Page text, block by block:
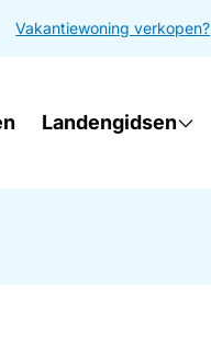
Vakantiewoning verkopen?
Landengidsen